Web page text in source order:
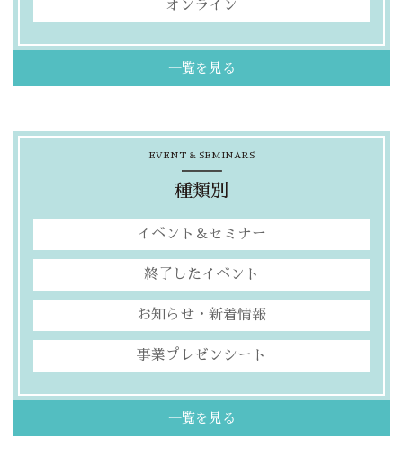
オンライン
一覧を見る
EVENT & SEMINARS
種類別
イベント＆セミナー
終了したイベント
お知らせ・新着情報
事業プレゼンシート
一覧を見る